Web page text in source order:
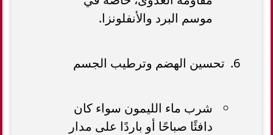
موسم البرد والأنفلونزا.
تحسين الهضم وترطيب الجسم
شرب ماء الليمون سواء كان
دافئًا صباحًا أو باردًا على مدار